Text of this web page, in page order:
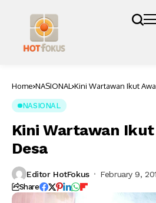
Home NASIONAL Kini Wartawan Ikut
NASIONAL
Kini Wartawan Ikut
Desa
Editor HotFokus February 9,
Share